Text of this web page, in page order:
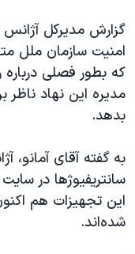
سفر پرزیدنت ترامپ
امنیت سازمان ملل
که بطور فصلی
مدیره این نهاد ناظر
بدهد.
به گفته آقای آمانو،
سانتریفیوژها در
این تجهیزات هم
شده‌اند.